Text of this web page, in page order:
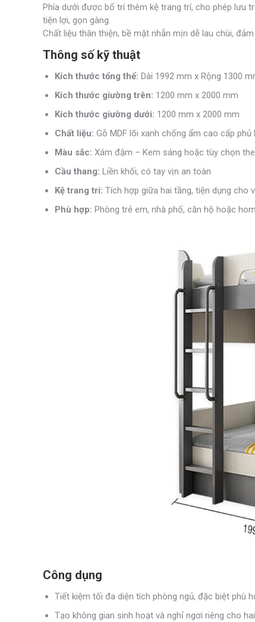
Phía dưới được bố trí thêm kệ trang trí, cho phép lưu
tiện lợi, gọn gàng.
Chất liệu thân thiện, bề mặt nhẵn mịn dễ lau chùi,
Thông số kỹ thuật
Kích thước tổng thể: Dài 1992 mm x Rộng 1300
Kích thước giường trên: 1200 mm x 2000 mm
Kích thước giường dưới: 1200 mm x 2000 mm
Chất liệu: Gỗ MDF lõi xanh chống ẩm cao cấp phủ
Màu sắc: Xám đậm – Kem sáng hoặc tùy chọn
Cầu thang: Liền khối, có tay vịn an toàn
Kệ trang trí: Tích hợp giữa hai tầng, tiện dụng cho
Phù hợp: Phòng trẻ em, nhà phố, căn hộ hoặc
Công dụng
Tiết kiệm tối đa diện tích phòng ngủ, đặc biệt phù
Tạo không gian sinh hoạt và nghỉ ngơi riêng cho